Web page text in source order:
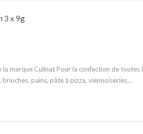
3 x 9g
marque Culinat Pour la confection de toutes
pains, pâte à pizza, viennoiseries…